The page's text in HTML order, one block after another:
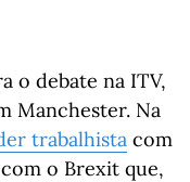
o debate na ITV,
Manchester. Na
trabalhista com
o Brexit que,